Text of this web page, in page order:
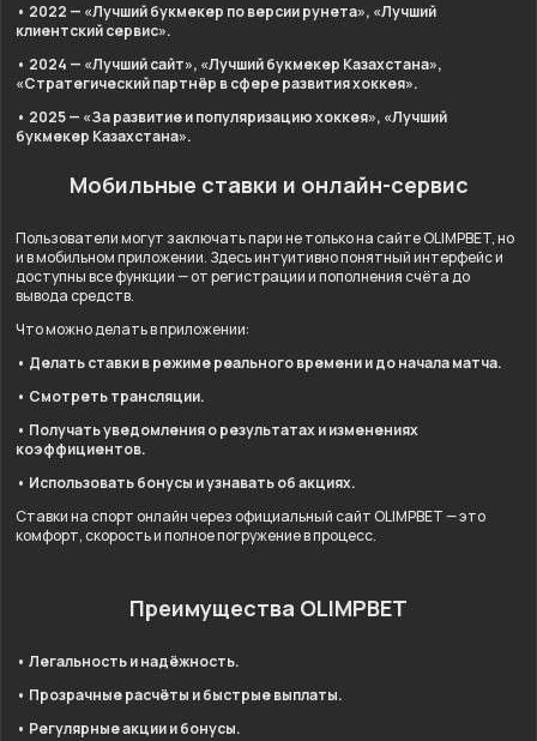
• 2022 — «Лучший букмекер по версии рунета», «Лучший
клиентский сервис».
• 2024 — «Лучший сайт», «Лучший букмекер Казахстана»,
«Стратегический партнёр в сфере развития хоккея».
• 2025 — «За развитие и популяризацию хоккея», «Лучший
букмекер Казахстана».
Мобильные ставки и онлайн-сервис
Пользователи могут заключать пари не только на сайте OLIMPBET, но
и в мобильном приложении. Здесь интуитивно понятный интерфейс и
доступны все функции — от регистрации и пополнения счёта до
вывода средств.
Что можно делать в приложении:
• Делать ставки в режиме реального времени и до начала матча.
• Смотреть трансляции.
• Получать уведомления о результатах и изменениях
коэффициентов.
• Использовать бонусы и узнавать об акциях.
Ставки на спорт онлайн через официальный сайт OLIMPBET — это
комфорт, скорость и полное погружение в процесс.
Преимущества OLIMPBET
• Легальность и надёжность.
• Прозрачные расчёты и быстрые выплаты.
• Регулярные акции и бонусы.